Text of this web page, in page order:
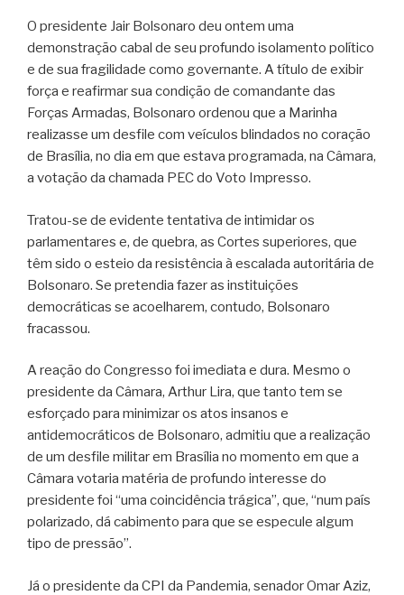
O presidente Jair Bolsonaro deu ontem uma
demonstração cabal de seu profundo isolamento político
e de sua fragilidade como governante. A título de exibir
força e reafirmar sua condição de comandante das
Forças Armadas, Bolsonaro ordenou que a Marinha
realizasse um desfile com veículos blindados no coração
de Brasília, no dia em que estava programada, na Câmara,
a votação da chamada PEC do Voto Impresso.
Tratou-se de evidente tentativa de intimidar os
parlamentares e, de quebra, as Cortes superiores, que
têm sido o esteio da resistência à escalada autoritária de
Bolsonaro. Se pretendia fazer as instituições
democráticas se acoelharem, contudo, Bolsonaro
fracassou.
A reação do Congresso foi imediata e dura. Mesmo o
presidente da Câmara, Arthur Lira, que tanto tem se
esforçado para minimizar os atos insanos e
antidemocráticos de Bolsonaro, admitiu que a realização
de um desfile militar em Brasília no momento em que a
Câmara votaria matéria de profundo interesse do
presidente foi “uma coincidência trágica”, que, “num país
polarizado, dá cabimento para que se especule algum
tipo de pressão”.
Já o presidente da CPI da Pandemia, senador Omar Aziz,